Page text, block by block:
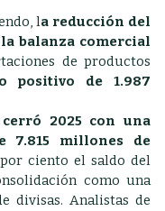
la reducción del
balanza comercial
de productos
positivo de 1.987
2025 con una
7.815 millones de
ciento el saldo del
como una
divisas. Analistas de